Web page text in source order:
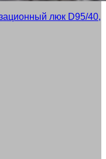
люк D95/40,